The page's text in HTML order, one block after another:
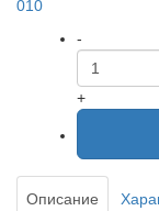
010
-
+
Описание